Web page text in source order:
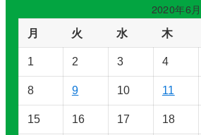
リ
ー
を
選
択
2020年6月
月 火 水 木
1 2 3 4
8 9 10 11
15 16 17 18